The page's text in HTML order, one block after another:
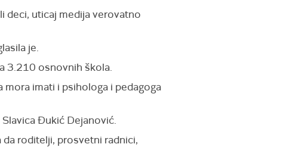
deci, uticaj medijaverovatno
je.
3.210 osnovnih škola.
mora imati i psihologa i pedagoga
Slavica Đukić Dejanović.
da roditelji, prosvetni radnici,